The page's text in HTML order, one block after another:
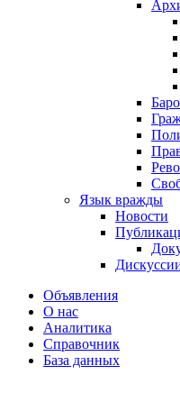
Язык вражды
Новости
Объявления
О нас
Аналитика
Справочник
База данных